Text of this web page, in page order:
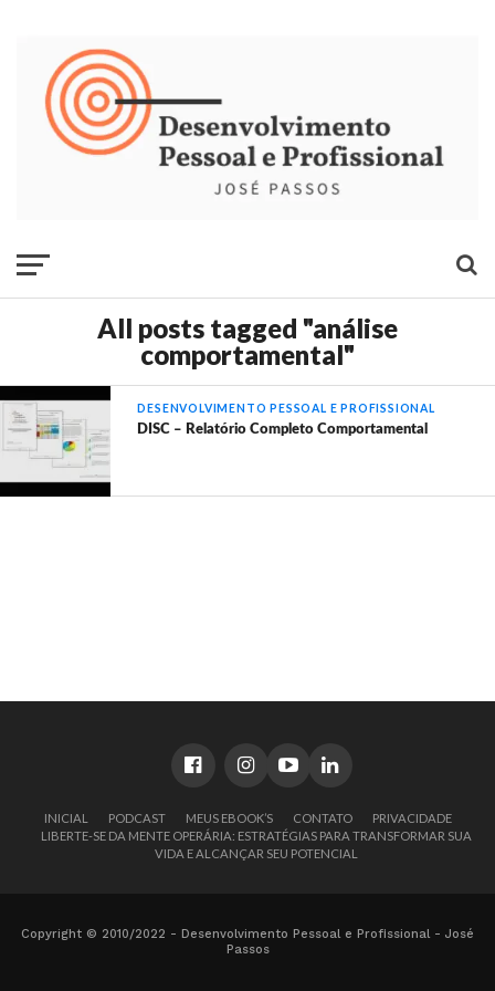
All posts tagged "análise
comportamental"
DESENVOLVIMENTO PESSOAL E PROFISSIONAL
DISC – Relatório Completo Comportamental
INICIAL PODCAST MEUS EBOOK’S CONTATO
PRIVACIDADE
LIBERTE-SE DA MENTE OPERÁRIA: ESTRATÉGIAS PARA TRANSFORMAR SUA
VIDA E ALCANÇAR SEU POTENCIAL
Copyright © 2010/2022 - Desenvolvimento Pessoal e Profissional - José
Passos